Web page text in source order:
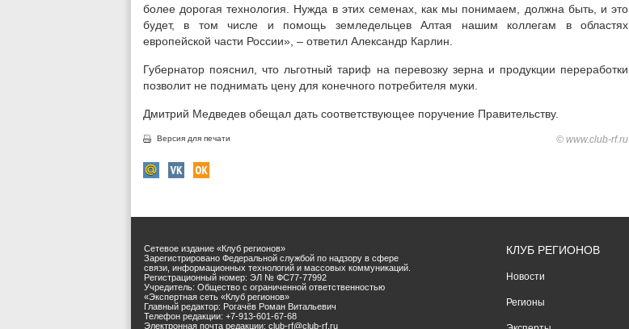
более дорогая технология. Нужда в этих семенах, как мы понимаем, должна быть, и это
будет, в том числе и помощь земледельцев Алтая нашим коллегам в областях
европейской части России», – ответил Александр Карлин.
Губернатор пояснил, что льготный тариф на перевозку зерна и продукции переработки
позволит не поднимать цену для конечного потребителя муки.
Дмитрий Медведев обещал дать соответствующее поручение Правительству.
Версия для печати © www.club-rf.ru
Сетевое издание «Клуб регионов»
Зарегистрировано Федеральной службой по надзору в сфере
связи, информационных технологий и массовых коммуникаций.
Регистрационный номер: ЭЛ № ФС77-77992
Учредитель: Общество с ограниченной ответственностью
«Экспертная сеть «Клуб регионов»
Главный редактор: Рогачёв Роман Витальевич
Телефон редакции: +7-913-601-67-68
Электронная почта редакции: club-rf@club-rf.ru
КЛУБ РЕГИОНОВ
Новости
Регионы